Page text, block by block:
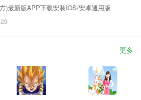
)最新版APP下载安装IOS/安卓通用版
更多